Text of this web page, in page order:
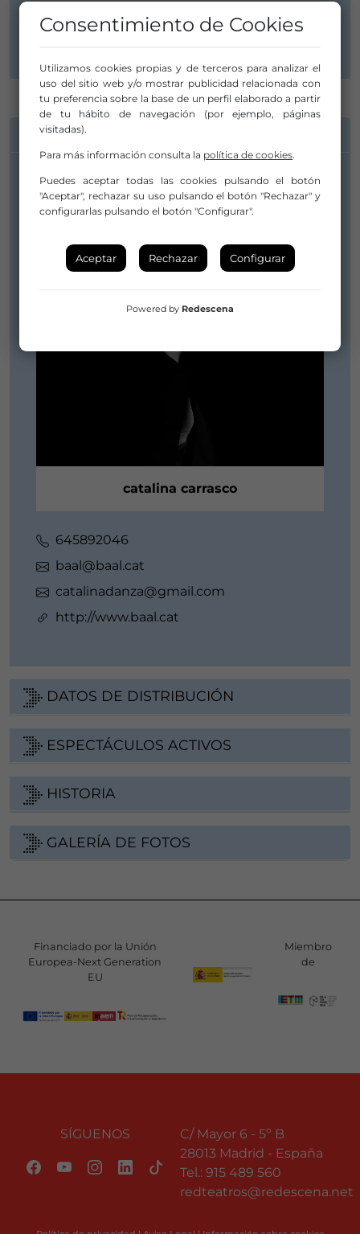
Islas Baleares / Illes Balears
INFORMACIÓN DE CONTACTO
catalina carrasco
645892046
baal@baal.cat
catalinadanza@gmail.com
http://www.baal.cat
DATOS DE DISTRIBUCIÓN
ESPECTÁCULOS ACTIVOS
HISTORIA
GALERÍA DE FOTOS
Financiado por la Unión
Europea-Next Generation
EU
Miembro
de
SÍGUENOS
C/ Mayor 6 - 5º B
28013 Madrid - España
Tel.: 915 489 560
redteatros@redescena.net
Consentimiento de Cookies
Utilizamos cookies propias y de terceros para analizar el
uso del sitio web y/o mostrar publicidad relacionada con
tu preferencia sobre la base de un perfil elaborado a partir
de tu hábito de navegación (por ejemplo, páginas
visitadas).
Para más información consulta la política de cookies.
Puedes aceptar todas las cookies pulsando el botón
"Aceptar", rechazar su uso pulsando el botón "Rechazar" y
configurarlas pulsando el botón "Configurar".
Aceptar Rechazar Configurar
Powered by Redescena